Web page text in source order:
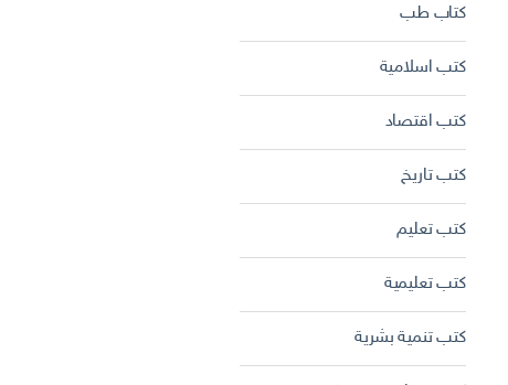
كتاب طب
كتب اسلامية
كتب اقتصاد
كتب تاريخ
كتب تعليم
كتب تعليمية
كتب تنمية بشرية